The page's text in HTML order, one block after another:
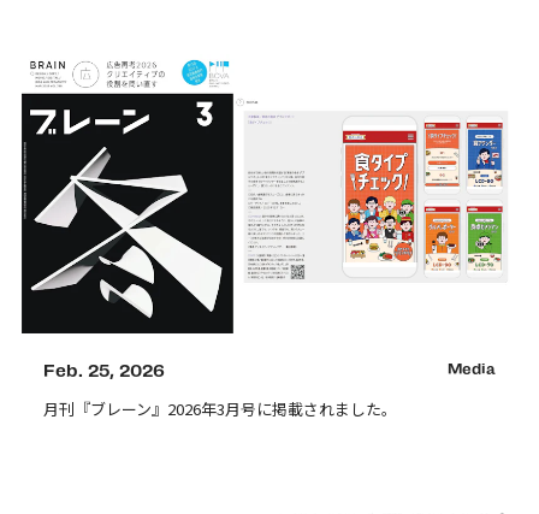
Feb. 25, 2026 Media
月刊『ブレーン』2026年3月号に掲載されました。